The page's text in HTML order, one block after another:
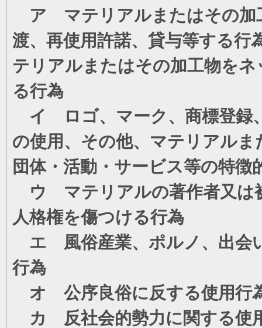
ア マテリアルまたはその加
渡、再使用許諾、貸与等する行
テリアルまたはその加工物を
る行為
イ ロゴ、マーク、商標登録
の使用、その他、マテリアル
団体・活動・サービス等の特
ウ マテリアルの著作者又は
人格権を傷つける行為
エ 風俗産業、ポルノ、出会
行為
オ 公序良俗に反する使用行
カ 反社会的勢力に関する使